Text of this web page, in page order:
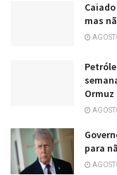
mas
Ormuz
para